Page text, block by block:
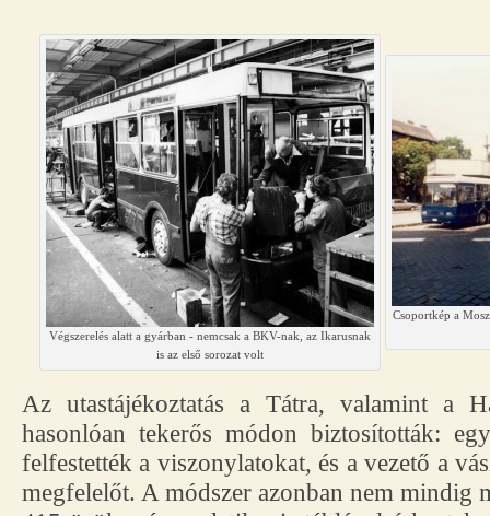
Végszerelés alatt a gyárban - nemcsak a BKV-nak, az Ikarusnak
is az első sorozat volt
Csoportkép a
Az utastájékoztatás a Tátra, valamint a
hasonlóan tekerős módon biztosították:
felfestették a viszonylatokat, és a vezető a
megfelelőt. A módszer azonban nem mindig